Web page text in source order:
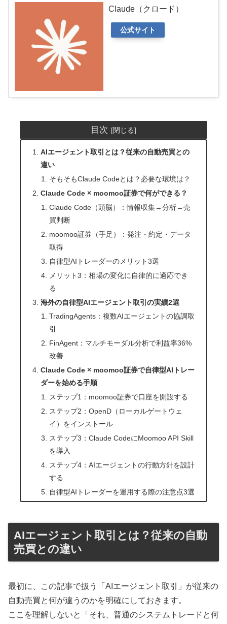
Claude（クロード）
公式サイト
目次
AIエージェント取引とは？従来の自動売買との
違い
そもそもClaude Codeとは？必要な環境は？
Claude Code × moomoo証券で何ができる？
Claude Code（頭脳）：情報収集→分析→売
買判断
moomoo証券（手足）：発注・約定・データ
取得
自律型AIトレーダーのメリット3選
メリット3：相場の変化に自律的に適応でき
る
海外の自律型AIエージェント取引の実績2選
TradingAgents：複数AIエージェントの協調取
引
FinAgent：マルチモーダル分析で利益率36%
改善
Claude Code × moomoo証券で自律型AIトレー
ダーを始める手順
ステップ1：moomoo証券で口座を開設する
ステップ2：OpenD（ローカルゲートウェ
イ）をインストール
ステップ3：Claude CodeにMoomoo API Skill
を導入
ステップ4：AIエージェントの行動方針を設計
する
自律型AIトレーダーを運用する際の注意点3選
AIエージェント取引とは？従来の自動
売買との違い
最初に、この記事で扱う「AIエージェント取引」が従来の
自動売買と何が違うのかを明確にしておきます。
ここを理解しないと「それ、普通のシステムトレードと何